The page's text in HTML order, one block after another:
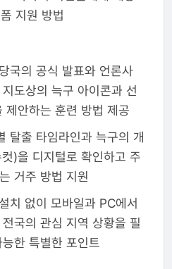
지원 방법
국의 공식 발표와 언론사
도상의 늑구 아이콘과 선
제안하는 훈련 방법 제공
탈출 타임라인과 늑구의 개
)을 디지털로 확인하고 주
거주 방법 지원
치 없이 모바일과 PC에서
국의 관심 지역 상황을 필
한 특별한 포인트